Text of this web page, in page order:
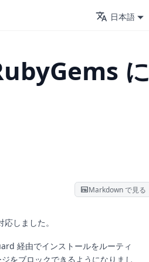
日本語
に
Markdown で見る
応しました。
経由でインストールをルーティ
をブロックできるようになりまし